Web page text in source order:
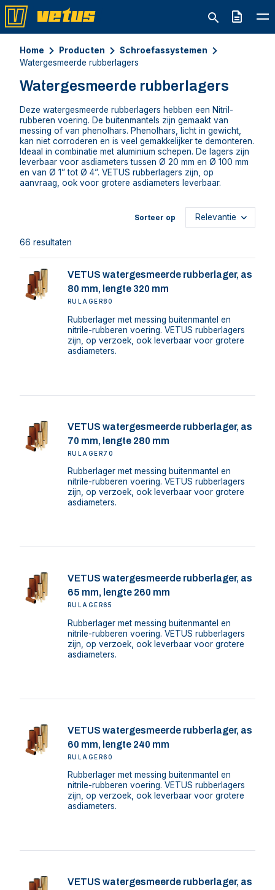
Offerte
Home Producten
Schroefassystemen
Watergesmeerde rubberlagers
Watergesmeerde rubberlagers
Deze watergesmeerde rubberlagers hebben een Nitril-
rubberen voering. De buitenmantels zijn gemaakt van
messing of van phenolhars. Phenolhars, licht in gewicht,
kan niet corroderen en is veel gemakkelijker te demonteren.
Ideaal in combinatie met aluminium schepen. De lagers zijn
leverbaar voor asdiameters tussen Ø 20 mm en Ø 100 mm
en van Ø 1” tot Ø 4”. VETUS rubberlagers zijn, op
aanvraag, ook voor grotere asdiameters leverbaar.
66 resultaten
Sorteer op
VETUS watergesmeerde rubberlager, as
80 mm, lengte 320 mm
RULAGER80
Rubberlager met messing buitenmantel en
nitrile-rubberen voering. VETUS rubberlagers
zijn, op verzoek, ook leverbaar voor grotere
asdiameters.
VETUS watergesmeerde rubberlager, as
70 mm, lengte 280 mm
RULAGER70
Rubberlager met messing buitenmantel en
nitrile-rubberen voering. VETUS rubberlagers
zijn, op verzoek, ook leverbaar voor grotere
asdiameters.
VETUS watergesmeerde rubberlager, as
65 mm, lengte 260 mm
RULAGER65
Rubberlager met messing buitenmantel en
nitrile-rubberen voering. VETUS rubberlagers
zijn, op verzoek, ook leverbaar voor grotere
asdiameters.
VETUS watergesmeerde rubberlager, as
60 mm, lengte 240 mm
RULAGER60
Rubberlager met messing buitenmantel en
nitrile-rubberen voering. VETUS rubberlagers
zijn, op verzoek, ook leverbaar voor grotere
asdiameters.
VETUS watergesmeerde rubberlager, as